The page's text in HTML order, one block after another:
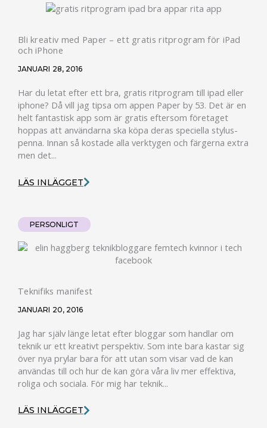
Bli kreativ med Paper – ett gratis ritprogram för iPad
och iPhone
JANUARI 28, 2016
Har du letat efter ett bra, gratis ritprogram till ipad eller
iphone? Då vill jag tipsa om appen Paper by 53. Det är en
helt fantastisk app som är gratis eftersom företaget
hoppas att användarna ska köpa deras speciella stylus-
penna. Innan så kostade alla verktygen och färgerna extra
men det...
LÄS INLÄGGET
PERSONLIGT
Teknifiks manifest
JANUARI 20, 2016
Jag har själv länge letat efter bloggar som handlar om
teknik ur ett kreativt perspektiv. Som inte bara kastar sig
över nya prylar bara för att utan som visar vad de kan
användas till och hur de kan göra våra liv mer effektiva,
roliga och sociala. För mig har teknik...
LÄS INLÄGGET